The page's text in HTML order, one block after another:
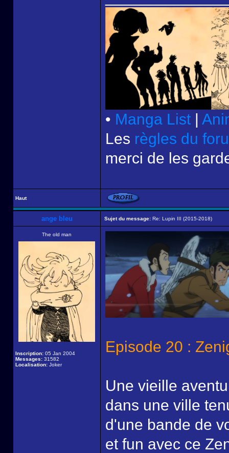
• Manga List |
Les règles du
merci de les
Haut
ange bleu Sujet du message: Re: Lupin III (2015-2018)
The old man
Inscription: 05 Jan 2004
Messages: 31582
Localisation: Joker
Episode 20 :
Une vieille
dans une ville
d'une bande de
et fun avec ce